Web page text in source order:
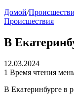
Домой/
Происшествия
В
12.03.2024
1 Время чтения
В Екатеринбурге в